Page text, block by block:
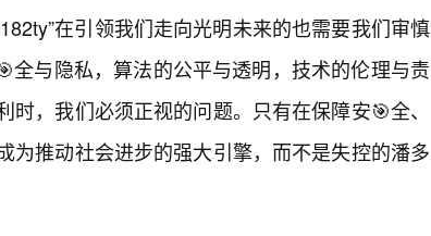
在引领我们走向光明未来的也需要我们审慎
全与隐私，算法的公平与透明，技术的伦理与责
时，我们必须正视的问题。只有在保障安🎯全、
为推动社会进步的强大引擎，而不是失控的潘多